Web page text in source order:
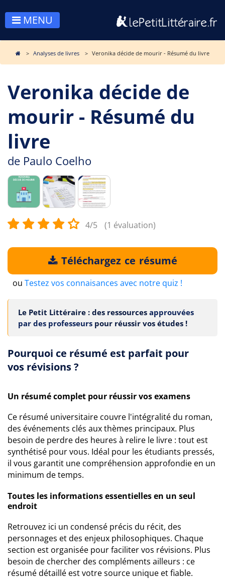
MENU
Analyses de livres Veronika décide de mourir - Résumé du livre
Veronika décide de
mourir - Résumé du
livre
de Paulo Coelho
4/5 (1 évaluation)
Téléchargez ce résumé
ou Testez vos connaisances avec notre quiz !
Le Petit Littéraire : des ressources approuvées
par des professeurs pour réussir vos études !
Pourquoi ce résumé est parfait pour
vos révisions ?
Un résumé complet pour réussir vos examens
Ce résumé universitaire couvre l'intégralité du roman,
des événements clés aux thèmes principaux. Plus
besoin de perdre des heures à relire le livre : tout est
synthétisé pour vous. Idéal pour les étudiants pressés,
il vous garantit une compréhension approfondie en un
minimum de temps.
Toutes les informations essentielles en un seul
endroit
Retrouvez ici un condensé précis du récit, des
personnages et des enjeux philosophiques. Chaque
section est organisée pour faciliter vos révisions. Plus
besoin de chercher des compléments ailleurs : ce
résumé détaillé est votre source unique et fiable.